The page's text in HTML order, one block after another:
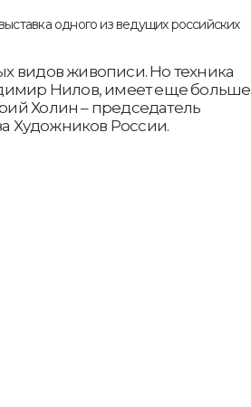
видов живописи. Но техника
Нилов, имеет еще больше
Холин – председатель
Художников России.